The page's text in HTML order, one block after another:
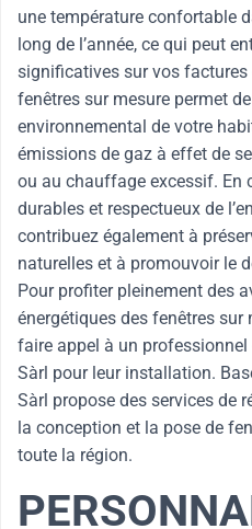
une température confortable
long de l’année, ce qui peut
significatives sur vos factures
fenêtres sur mesure permet
environnemental de votre
émissions de gaz à effet de
ou au chauffage excessif. En
durables et respectueux de
contribuez également à
naturelles et à promouvoir le
Pour profiter pleinement des
énergétiques des fenêtres sur
faire appel à un
Sàrl pour leur installation.
Sàrl propose des services de
la conception et la pose de
toute la région.